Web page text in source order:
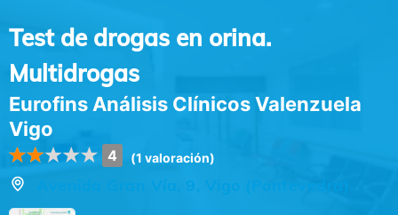
Test de drogas en orina.
Multidrogas
Eurofins Análisis Clínicos Valenzuela
Vigo
4 (1 valoración)
Avenida Gran Vía, 9, Vigo (Pontevedra)